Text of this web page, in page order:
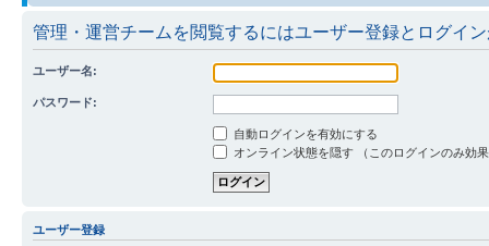
管理・運営チームを閲覧するにはユーザー登録とログイ
ユーザー名:
パスワード:
自動ログインを有効にする
オンライン状態を隠す （このログインのみ効
ユーザー登録